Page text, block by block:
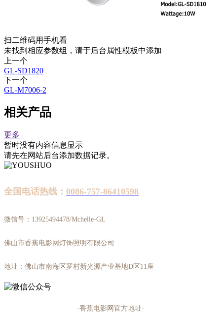
扫二维码用手机看
未找到相应参数组，请于后台属性模板中添加
上一个
GL-SD1820
下一个
GL-M7006-2
相关产品
更多
暂时没有内容信息显示
请先在网站后台添加数据记录。
全国电话热线： 0086-757-86410598
微信号：13925494478/Mchelle-GL
佛山市香蕉电影网灯饰照明有限公司
地址：佛山市南海区罗村新光源产业基地D区11座
-香蕉电影网官方地址-